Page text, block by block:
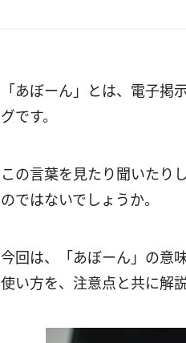
「あぼーん」とは、電子
グです。
この言葉を見たり聞いたり
のではないでしょうか。
今回は、「あぼーん」の意
使い方を、注意点と共に解説